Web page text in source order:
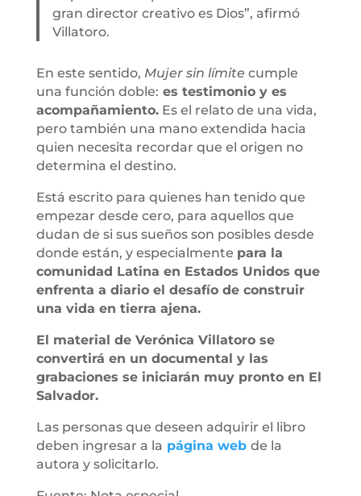
gran director creativo es Dios”, afirmó
Villatoro.
En este sentido, Mujer sin límite cumple
una función doble: es testimonio y es
acompañamiento.Es el relato de una vida,
pero también una mano extendida hacia
quien necesita recordar que el origen no
determina el destino.
Está escrito para quienes han tenido que
empezar desde cero, para aquellos que
dudan de si sus sueños son posibles desde
donde están, y especialmente para la
comunidad Latina en Estados Unidos que
enfrenta a diario el desafío de construir
una vida en tierra ajena.
El material de Verónica Villatoro se
convertirá en un documental y las
grabaciones se iniciarán muy pronto en El
Salvador.
Las personas que deseen adquirir el libro
deben ingresar a la página web de la
autora y solicitarlo.